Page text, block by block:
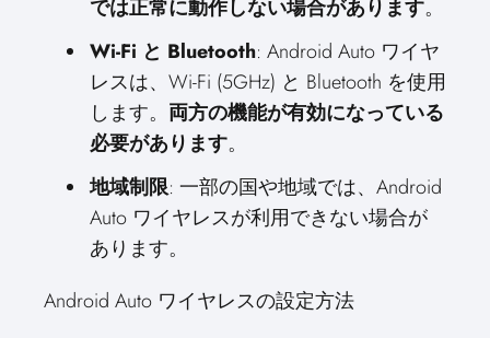
では正常に動作しない場合があります。
Wi-Fi と Bluetooth: Android Auto ワイヤ
レスは、Wi-Fi (5GHz) と Bluetooth を使用
します。 両方の機能が有効になっている
必要があります。
地域制限: 一部の国や地域では、Android
Auto ワイヤレスが利用できない場合が
あります。
Android Auto ワイヤレスの設定方法